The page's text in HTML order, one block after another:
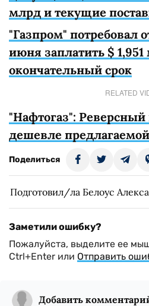
млрд и текущие
"Газпром" потребовал
июня заплатить $
окончательный срок
RELATED
"Нафтогаз": Реверсный
дешевле
Поделиться
Подготовил/ла Белоус
Заметили ошибку?
Пожалуйста, выделите ее
Ctrl+Enter или Отправить
Добавить